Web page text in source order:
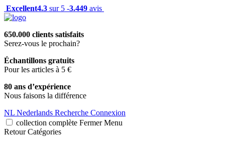
Excellent4.3 sur 5 -3.449 avis
650.000 clients satisfaits
Serez-vous le prochain?
Échantillons gratuits
Pour les articles à 5 €
80 ans d’expérience
Nous faisons la différence
NL Nederlands Recherche Connexion
collection complète Fermer Menu
Retour Catégories